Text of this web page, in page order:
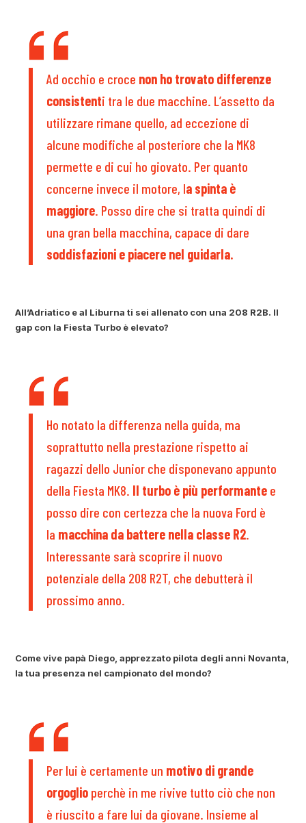
Ad occhio e croce non ho trovato differenze
consistenti tra le due macchine. L’assetto da
utilizzare rimane quello, ad eccezione di
alcune modifiche al posteriore che la MK8
permette e di cui ho giovato. Per quanto
concerne invece il motore, la spinta è
maggiore. Posso dire che si tratta quindi di
una gran bella macchina, capace di dare
soddisfazioni e piacere nel guidarla.
All’Adriatico e al Liburna ti sei allenato con una 208 R2B. Il
gap con la Fiesta Turbo è elevato?
Ho notato la differenza nella guida, ma
soprattutto nella prestazione rispetto ai
ragazzi dello Junior che disponevano appunto
della Fiesta MK8. Il turbo è più performante e
posso dire con certezza che la nuova Ford è
la macchina da battere nella classe R2.
Interessante sarà scoprire il nuovo
potenziale della 208 R2T, che debutterà il
prossimo anno.
Come vive papà Diego, apprezzato pilota degli anni Novanta,
la tua presenza nel campionato del mondo?
Per lui è certamente un motivo di grande
orgoglio perchè in me rivive tutto ciò che non
è riuscito a fare lui da giovane. Insieme al